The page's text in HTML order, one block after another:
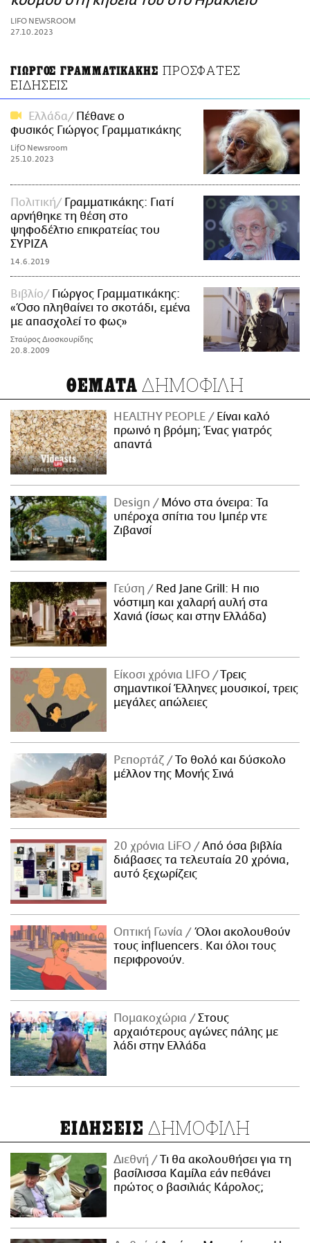
ΑΜΠΑ
PRINT
LIFO NEWSROOM
27.10.2023
ΓΙΩΡΓΟΣ ΓΡΑΜΜΑΤΙΚΑΚΗΣ ΠΡΟΣΦΑΤΕΣ
ΕΙΔΗΣΕΙΣ
Ελλάδα
Πέθανε ο
φυσικός Γιώργος Γραμματικάκης
LifO Newsroom
25.10.2023
Πολιτική
Γραμματικάκης: Γιατί
αρνήθηκε τη θέση στο
ψηφοδέλτιο επικρατείας του
ΣΥΡΙΖΑ
14.6.2019
Βιβλίο
Γιώργος Γραμματικάκης:
«Όσο πληθαίνει το σκοτάδι, εμένα
με απασχολεί το φως»
Σταύρος Διοσκουρίδης
20.8.2009
ΘΕΜΑΤΑ ΔΗΜΟΦΙΛΗ
HEALTHY PEOPLE
Είναι καλό
πρωινό η βρόμη; Ένας γιατρός
απαντά
Design
Μόνο στα όνειρα: Τα
υπέροχα σπίτια του Ιμπέρ ντε
Ζιβανσί
Γεύση
Red Jane Grill: Η πιο
νόστιμη και χαλαρή αυλή στα
Χανιά (ίσως και στην Ελλάδα)
Είκοσι χρόνια LIFO
Tρεις
σημαντικοί Έλληνες μουσικοί, τρεις
μεγάλες απώλειες
Ρεπορτάζ
Το θολό και δύσκολο
μέλλον της Μονής Σινά
20 χρόνια LiFO
Από όσα βιβλία
διάβασες τα τελευταία 20 χρόνια,
αυτό ξεχωρίζεις
Οπτική Γωνία
Όλοι ακολουθούν
τους influencers. Και όλοι τους
περιφρονούν.
Πομακοχώρια
Στους
αρχαιότερους αγώνες πάλης με
λάδι στην Ελλάδα
ΕΙΔΗΣΕΙΣ ΔΗΜΟΦΙΛΗ
Διεθνή
Τι θα ακολουθήσει για τη
βασίλισσα Καμίλα εάν πεθάνει
πρώτος ο βασιλιάς Κάρολος;